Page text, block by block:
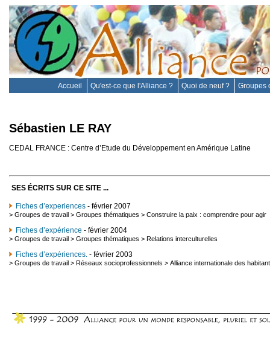
Accueil Qu'est-ce que l'Alliance ? Quoi de neuf ? Groupes
Sébastien LE RAY
CEDAL FRANCE : Centre d’Etude du Développement en Amérique Latine
SES ÉCRITS SUR CE SITE ...
Fiches d’experiences - février 2007
> Groupes de travail > Groupes thématiques > Construire la paix : comprendre pour agir
Fiches d’expérience - février 2004
> Groupes de travail > Groupes thématiques > Relations interculturelles
Fiches d’expériences. - février 2003
> Groupes de travail > Réseaux socioprofessionnels > Alliance internationale des